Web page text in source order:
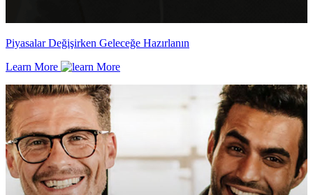
Piyasalar Değişirken Geleceğe Hazırlanın
Learn More